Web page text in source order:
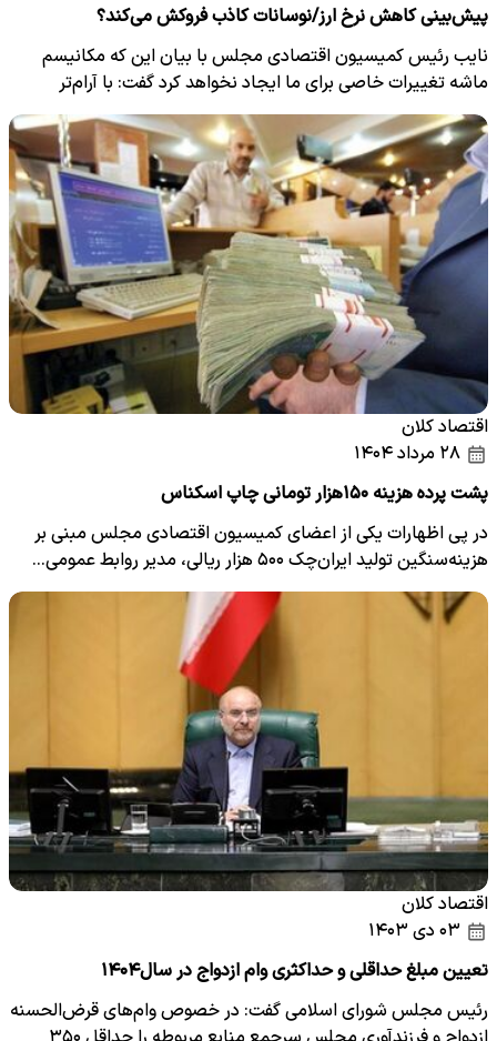
پیش‌بینی کاهش نرخ ارز/نوسانات کاذب فروکش می‌کند؟
نایب رئیس کمیسیون اقتصادی مجلس با بیان این که مکانیسم
ماشه تغییرات خاصی برای ما ایجاد نخواهد کرد گفت: با آرام‌تر
شدن…
اقتصاد کلان
پشت پرده هزینه ۱۵۰هزار تومانی چاپ اسکناس
در پی اظهارات یکی از اعضای کمیسیون اقتصادی مجلس مبنی بر
هزینه‌سنگین تولید ایران‌چک ۵۰۰ هزار ریالی، مدیر روابط عمومی…
اقتصاد کلان
تعیین مبلغ حداقلی و حداکثری وام ازدواج در سال۱۴۰۴
رئیس مجلس شورای اسلامی گفت: در خصوص وام‌های قرض‌الحسنه